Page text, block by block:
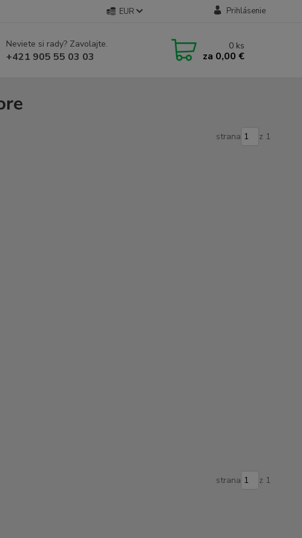
EUR Prihlásenie
Neviete si rady? Zavolajte.
+421 905 55 03 03
0 ks
za 0,00 €
strana z 1
strana z 1